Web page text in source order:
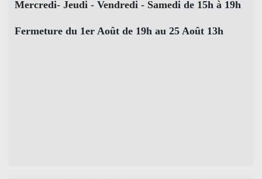
Mercredi- Jeudi - Vendredi - Samedi de 15h à 19h
Fermeture du 1er Août de 19h au 25 Août 13h